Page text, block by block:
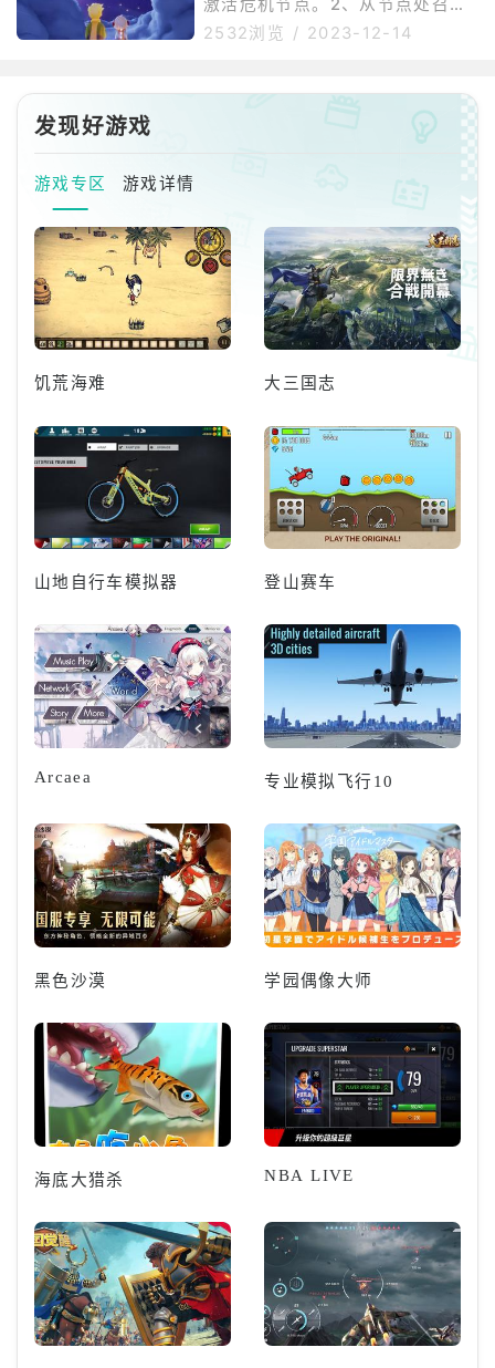
军装甲部队一一击毁。2、《使命
召唤：联合进攻》玩家将会扮演美
10项以上的任务。开始时，玩家将
会在美军阵营中参加巴斯通战役，
出救援小组，可以获得关于任务的
资。4、找到非常隐蔽的庇护所，
准备搬运物资，完成任务，解除危
2532浏览 / 2023-12-14
发现好游戏
游戏专区 游戏详情
饥荒海难 大三国志
山地自行车模拟器 登山赛车
Arcaea 专业模拟飞行10
黑色沙漠 学园偶像大师
海底大猎杀 NBA LIVE